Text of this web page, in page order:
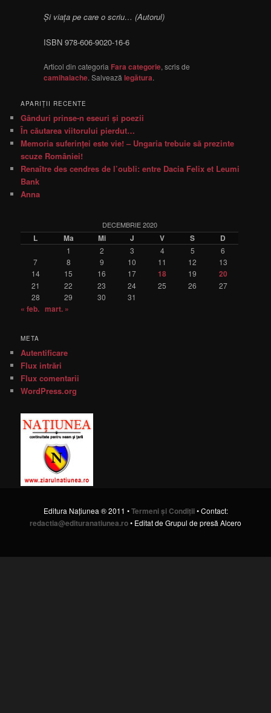
Și viața pe care o scriu… (Autorul)
ISBN 978-606-9020-16-6
Articol din categoria Fara categorie, scris de
camihalache. Salveazălegătura.
APARIŢII RECENTE
Gânduri prinse-n eseuri şi poezii
În căutarea viitorului pierdut…
Memoria suferinţei este vie! – Ungaria trebuie să prezinte
scuze României!
Renaître des cendres de l’oubli: entre Dacia Felix et Leumi
Bank
Anna
DECEMBRIE 2020
L Ma Mi J V S D
1 2 3 4 5
6
7
8 9 10 11 12
13
14
15 16 17 18 19 20
21 22 23 24 25 26
27
28
29 30 31
« feb. mart. »
META
Autentificare
Flux intrări
Flux comentarii
WordPress.org
Editura Naţiunea ® 2011 •Termeni şi Condiţii• Contact:
redactia@edituranatiunea.ro• Editat de Grupul de presă Alcero